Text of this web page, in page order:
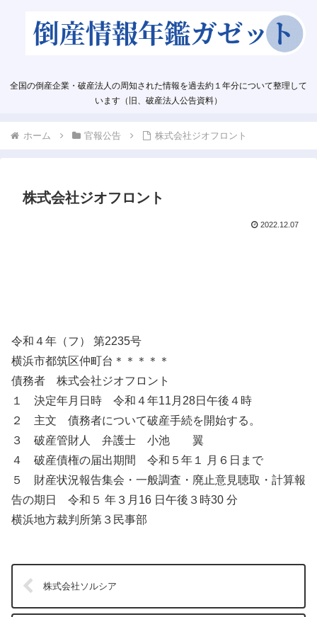
全国の倒産企業・破産法人の周知された情報を過去約１年分について整理して
います（旧、破産法人公告資料）
ホーム 官報公告 株式会社ジオフロント
株式会社ジオフロント
2022.12.07
令和４年（フ） 第2235号
横浜市都筑区仲町台＊＊＊＊＊
債務者 株式会社ジオフロント
１ 決定年月日時 令和４年11月28日午後４時
２ 主文 債務者について破産手続を開始する。
３ 破産管財人 弁護士 小池 翼
４ 破産債権の届出期間 令和５年１ 月６日まで
５ 財産状況報告集会・一般調査・廃止意見聴取・計算報
告の期日 令和５ 年３月16 日午後３時30 分
横浜地方裁判所第３民事部
株式会社ソルシア